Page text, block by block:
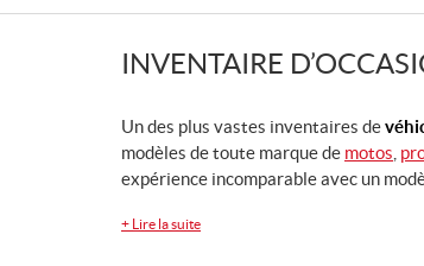
INVENTAIRE
Un des plus vastes inventaires de
modèles de toute marque de motos
expérience incomparable avec un
+ Lire la suite